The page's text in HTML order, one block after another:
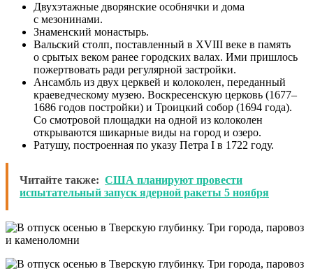
Двухэтажные дворянские особнячки и дома
с мезонинами.
Знаменский монастырь.
Вальский столп, поставленный в XVIII веке в память
о срытых веком ранее городских валах. Ими пришлось
пожертвовать ради регулярной застройки.
Ансамбль из двух церквей и колоколен, переданный
краеведческому музею. Воскресенскую церковь (1677–
1686 годов постройки) и Троицкий собор (1694 года).
Со смотровой площадки на одной из колоколен
открываются шикарные виды на город и озеро.
Ратушу, построенная по указу Петра I в 1722 году.
Читайте также: США планируют провести
испытательный запуск ядерной ракеты 5 ноября